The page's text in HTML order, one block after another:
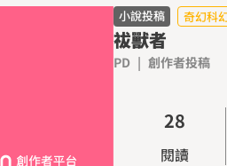
小說投稿 奇幻科
祓獸者
PD | 創作者投稿
0
2
3
4
6
8
9
閱讀